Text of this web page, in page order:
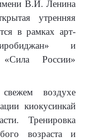
В.И. Ленина
утренняя
в рамках арт-
и
«Сила России»
воздухе
киокусинкай
Тренировка
возраста и